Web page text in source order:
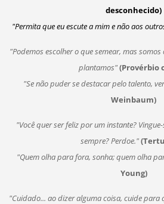
desconhecido)
"Permita que eu escute a mim e não aos
"Podemos escolher o que semear, mas
plantamos"(Provérbio
"Se não puder se destacar pelo talento,
Weinbaum)
"Você quer ser feliz por um instante?
sempre? Perdoe."
"Quem olha para fora, sonha; quem olha
Young)
"Cuidado... ao dizer alguma coisa, cuide para